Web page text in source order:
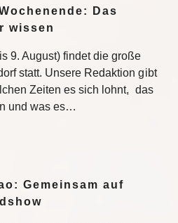
Das
wissen
9. August) findet die große
statt. Unsere Redaktion gibt
Zeiten es sich lohnt, das
und was es…
Gemeinsam auf